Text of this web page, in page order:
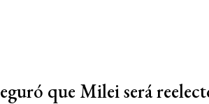
que Milei será